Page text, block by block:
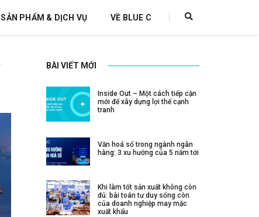
SẢN PHẨM & DỊCH VỤ VỀ BLUE C
BÀI VIẾT MỚI
Inside Out – Một cách tiếp cận
mới để xây dựng lợi thế cạnh
tranh
Văn hoá số trong ngành ngân
hàng: 3 xu hướng của 5 năm tới
Khi làm tốt sản xuất không còn
đủ: bài toán tư duy sống còn
của doanh nghiệp may mặc
xuất khẩu